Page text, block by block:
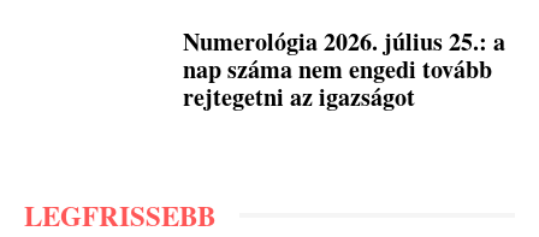
Numerológia 2026. július 25.: a
nap száma nem engedi tovább
rejtegetni az igazságot
LEGFRISSEBB